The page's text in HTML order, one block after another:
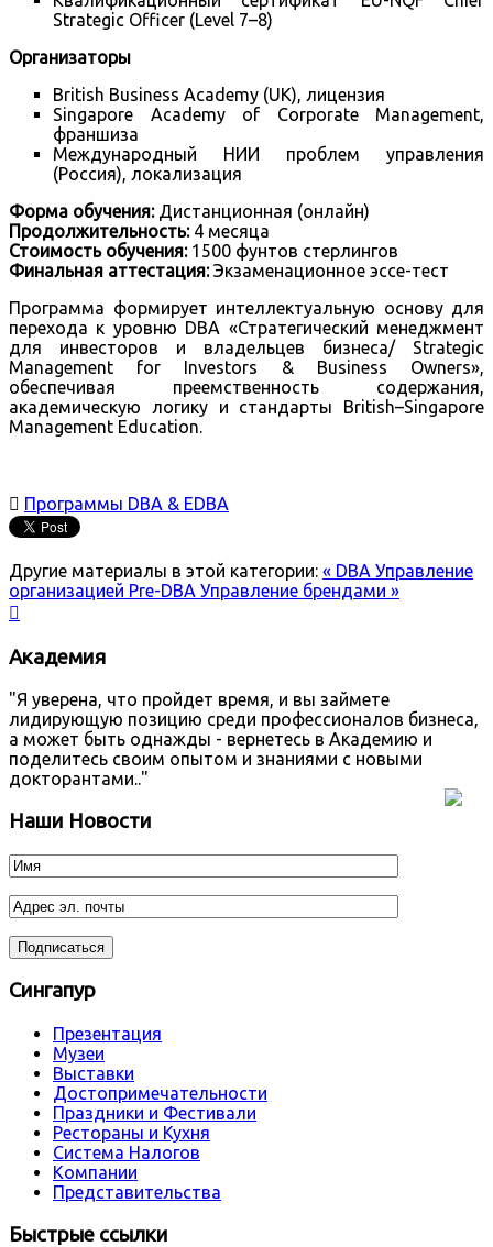
Strategic Officer (Level 7–8)
Организаторы
British Business Academy (UK), лицензия
Singapore Academy of Corporate Management,
франшиза
Международный НИИ проблем управления
(Россия), локализация
Форма обучения:Дистанционная (онлайн)
Продолжительность:4 месяца
Стоимость обучения:1500 фунтов стерлингов
Финальная аттестация:Экзаменационное эссе-тест
Программа формирует интеллектуальную основу для
перехода к уровню DBA «Стратегический менеджмент
для инвесторов и владельцев бизнеса/ Strategic
Management for Investors & Business Owners»,
обеспечивая преемственность содержания,
академическую логику и стандарты British–Singapore
Management Education.
 Программы DBA & EDBA
Другие материалы в этой категории: « DBA Управление
организацией Pre-DBA Управление брендами »

Академия
"Я уверена, что пройдет время, и вы займете
лидирующую позицию среди профессионалов бизнеса,
а может быть однажды - вернетесь в Академию и
поделитесь своим опытом и знаниями с новыми
докторантами.."
Наши Новости
Сингапур
Презентация
Музеи
Выставки
Достопримечательности
Праздники и Фестивали
Рестораны и Кухня
Система Налогов
Компании
Представительства
Быстрые ссылки